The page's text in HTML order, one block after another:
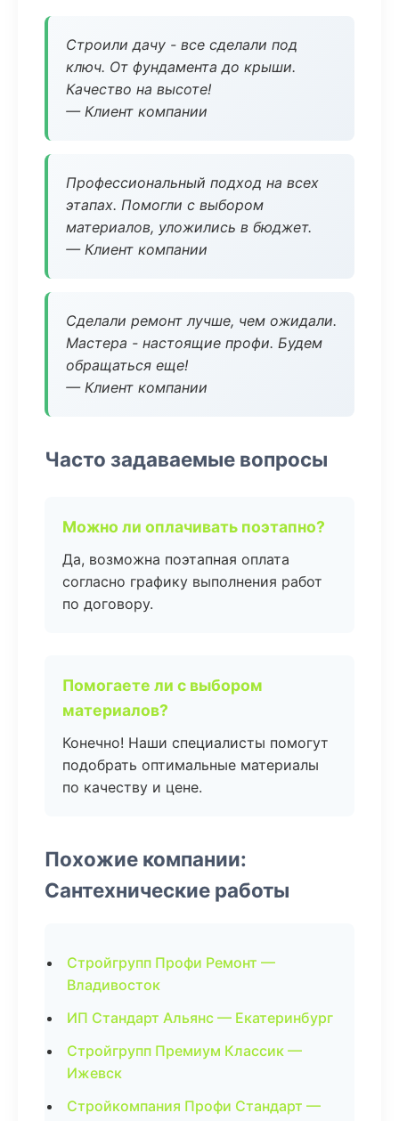
Строили дачу - все сделали под
ключ. От фундамента до крыши.
Качество на высоте!
— Клиент компании
Профессиональный подход на всех
этапах. Помогли с выбором
материалов, уложились в бюджет.
— Клиент компании
Сделали ремонт лучше, чем ожидали.
Мастера - настоящие профи. Будем
обращаться еще!
— Клиент компании
Часто задаваемые вопросы
Можно ли оплачивать поэтапно?
Да, возможна поэтапная оплата
согласно графику выполнения работ
по договору.
Помогаете ли с выбором
материалов?
Конечно! Наши специалисты помогут
подобрать оптимальные материалы
по качеству и цене.
Похожие компании:
Сантехнические работы
Стройгрупп Профи Ремонт —
Владивосток
ИП Стандарт Альянс — Екатеринбург
Стройгрупп Премиум Классик —
Ижевск
Стройкомпания Профи Стандарт —